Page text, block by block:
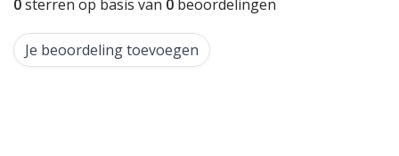
0sterren op basis van 0 beoordelingen
Je beoordeling toevoegen